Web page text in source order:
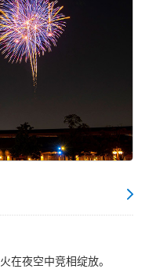
在夜空中竞相绽放。